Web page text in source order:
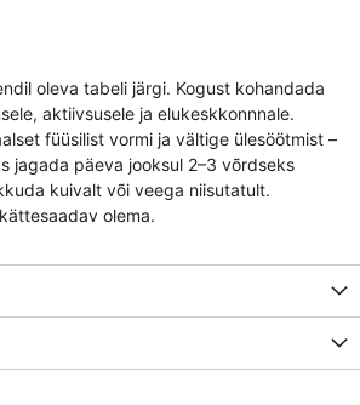
oleva tabeli järgi. Kogust kohandada
aktiivsusele ja elukeskkonnnale.
füüsilist vormi ja vältige ülesöötmist –
jagada päeva jooksul 2–3 võrdseks
kuivalt või veega niisutatult.
olema.